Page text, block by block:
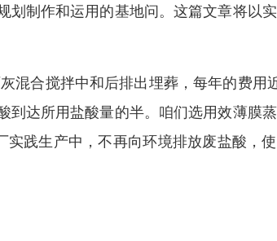
划制作和运用的基地问。这篇文章将以
混合搅拌中和后排出埋葬，每年的费用
到达所用盐酸量的半。咱们选用效薄膜
践生产中，不再向环境排放废盐酸，